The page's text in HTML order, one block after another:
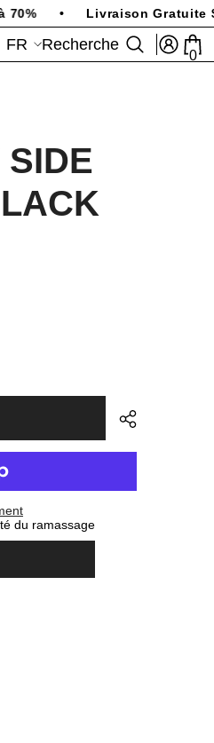
Livraison Gratuite
FR Recherche
00
SIDE
du ramassage